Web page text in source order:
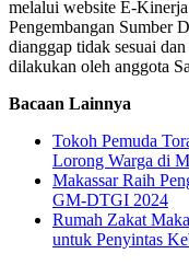
melalui website E-
Pengembangan Sumber
dianggap tidak sesuai
dilakukan oleh anggota
Bacaan Lainnya
Tokoh Pemuda
Lorong Warga di
Makassar Raih
GM-DTGI 2024
Rumah Zakat
untuk Penyintas